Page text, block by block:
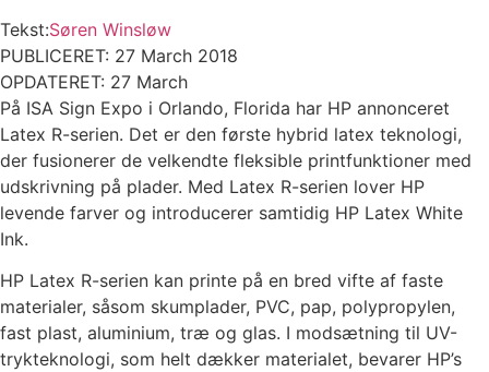
Tekst:Søren Winsløw
PUBLICERET: 27 March 2018
OPDATERET: 27 March
På ISA Sign Expo i Orlando, Florida har HP annonceret
Latex R-serien. Det er den første hybrid latex teknologi,
der fusionerer de velkendte fleksible printfunktioner med
udskrivning på plader. Med Latex R-serien lover HP
levende farver og introducerer samtidig ​​HP Latex White
Ink.
HP Latex R-serien kan printe på en bred vifte af faste
materialer, såsom skumplader, PVC, pap, polypropylen,
fast plast, aluminium, træ og glas. I modsætning til UV-
trykteknologi, som helt dækker materialet, bevarer HP’s